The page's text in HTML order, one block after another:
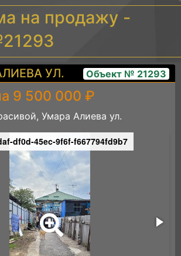
на продажу -
УЛ. Объект № 21293
9 500 000 ₽
Умара Алиева ул.
df0d-45ec-9f6f-f667794fd9b7